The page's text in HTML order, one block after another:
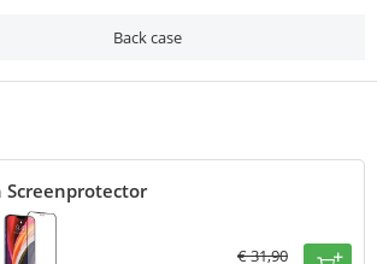
Back case
Screenprotector
€31,90